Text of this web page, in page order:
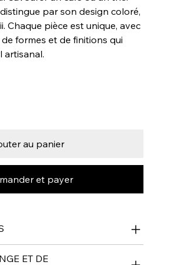
par son design coloré,
Chaque pièce est unique, avec
formes et de finitions qui
artisanal.
au panier
et payer
ET DE